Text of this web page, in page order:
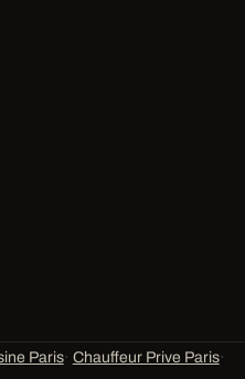
Paris· Chauffeur Prive Paris·